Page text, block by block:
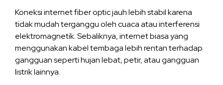
Koneksi internet fiber optic jauh lebih stabil karena
tidak mudah terganggu oleh cuaca atau interferensi
elektromagnetik. Sebaliknya, internet biasa yang
menggunakan kabel tembaga lebih rentan terhadap
gangguan seperti hujan lebat, petir, atau gangguan
listrik lainnya.